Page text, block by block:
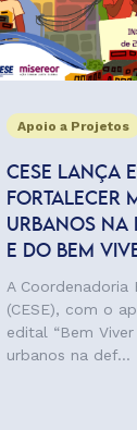
Apoio a Projetos
CESE LANÇA
FORTALECER
URBANOS NA
E DO BEM
A Coordenadoria
(CESE), com o
edital “Bem
urbanos na def...